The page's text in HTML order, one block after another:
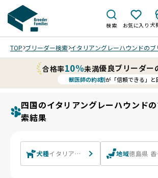
検索 お気に入り 犬
TOP ブリーダー検索 イタリアングレーハウンドのブ
合格率10%未満優良ブリーダー
獣医師の約8割が「信頼できる」と
四国のイタリアングレーハウンド
索結果
犬種イタリアングレーハウンド
地域徳島県 香